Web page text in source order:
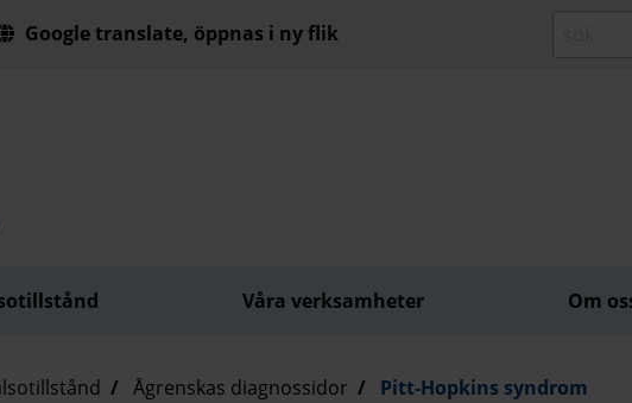
Google translate, öppnas i ny flik
Våra verksamheter Om
Ågrenskas diagnossidor Pitt-Hopkins syndrom